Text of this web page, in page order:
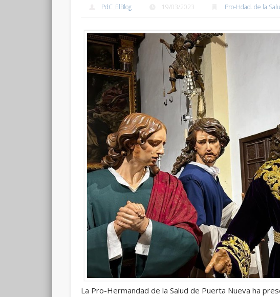
PdC_ElBlog 19/03/2023 Pro-Hdad. de la
La Pro-Hermandad de la Salud de Puerta Nueva ha